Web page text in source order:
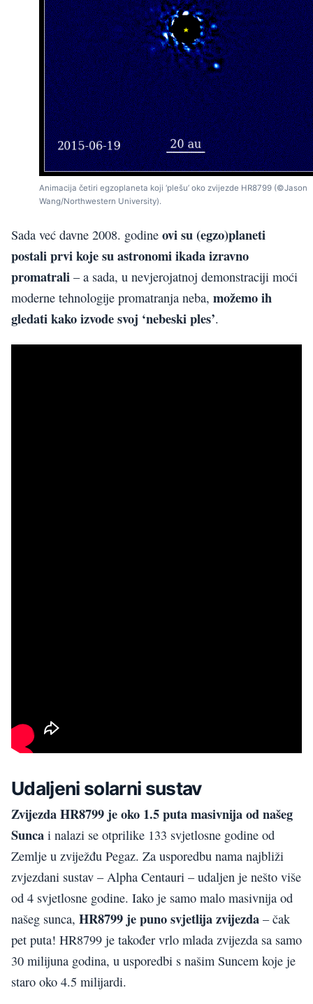
Animacija četiri egzoplaneta koji ‘plešu’ oko zvijezde HR8799 (©Jason
Wang/Northwestern University).
Sada već davne 2008. godine ovi su (egzo)planeti
postali prvi koje su astronomi ikada izravno
promatrali – a sada, u nevjerojatnoj demonstraciji moći
moderne tehnologije promatranja neba, možemo ih
gledati kako izvode svoj ‘nebeski ples’.
Udaljeni solarni sustav
Zvijezda HR8799 je oko 1.5 puta masivnija od našeg
Sunca i nalazi se otprilike 133 svjetlosne godine od
Zemlje u zviježđu Pegaz. Za usporedbu nama najbliži
zvjezdani sustav – Alpha Centauri⁠ – udaljen je nešto više
od 4 svjetlosne godine. Iako je samo malo masivnija od
našeg sunca, HR8799 je puno svjetlija zvijezda – čak
pet puta! HR8799 je također vrlo mlada zvijezda sa samo
30 milijuna godina, u usporedbi s našim Suncem koje je
staro oko 4.5 milijardi.